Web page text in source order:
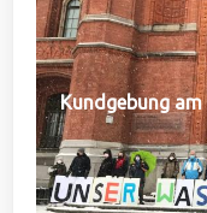
Kundgebung am